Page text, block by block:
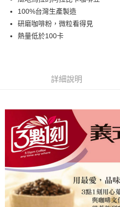
【「AFTEE先享後付」結帳流程】
１．於結帳方式選擇「AFTEE先享後付」
結帳頁面，進行簡訊認證並確認金額後，
購買商品的店家。未經商家同意取消之
https://
【注意事項】
１．透過由恩沛科技股份有限公司提供
易，需依本服務之必要範圍內提供個人
權轉讓予恩沛科技股份有限公司。
２．關於個人資料處理事宜，請瀏覽以下
https://aftee.tw/terms/#terms3
３．未成年的使用者請事先徵得法定代
「AFTEE先享後付」，若未經同意申辦
全家取貨付款
每筆NT$60，滿NT$399(含以上)免運
付款後全家取貨
每筆NT$9,999
每筆NT$60，滿NT$699(含以上)免
付款後7-11取貨
每筆NT$60，滿NT$699(含以上)免運
宅配
每筆NT$100，滿NT$1,000(含以上)
離島宅配
每筆NT$220，滿NT$2,000(含以上)
100%台灣生產製造
研磨咖啡粉，微粒看得見
熱量低於100卡
詳細說明